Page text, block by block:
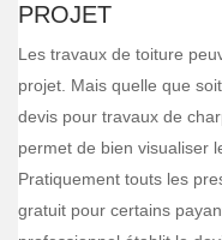
PROJET
Les travaux de toiture
projet. Mais quelle que
devis pour travaux de
permet de bien visualiser
Pratiquement touts les
gratuit pour certains